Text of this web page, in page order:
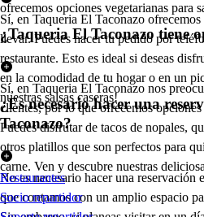
ofrecemos opciones vegetarianas para
Sí, en Taqueria El Taconazo
llevar. Puedes hacer tu pedido por
restaurante. Esto es ideal si deseas
en la comodidad de tu hogar o en un
nuestras salsas caseras!
¿Taqueria El Taconazo tiene
Sí, en Taqueria El Taconazo nos
clientes, por lo que ofrecemos
Puedes disfrutar de tacos de nopales,
otros platillos que son perfectos para
carne. Ven y descubre nuestras
¿Es necesario hacer una
Taconazo?
No es necesario hacer una reservación
que contamos con un amplio espacio
Restaurantes
Socio repartidor